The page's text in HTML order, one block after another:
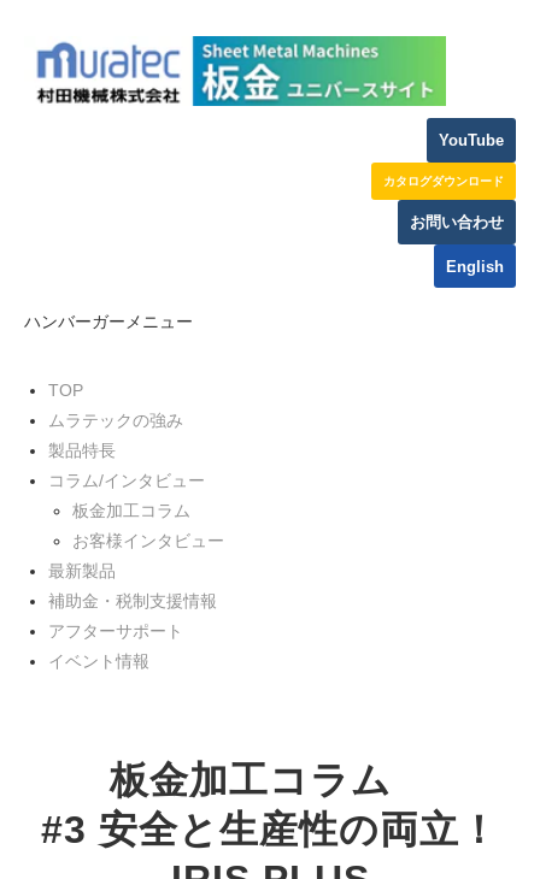
YouTube
カタログダウンロード
お問い合わせ
English
ハンバーガーメニュー
TOP
ムラテックの強み
製品特長
コラム/インタビュー
板金加工コラム
お客様インタビュー
最新製品
補助金・税制支援情報
アフターサポート
イベント情報
板金加工コラム
#3 安全と生産性の両立！